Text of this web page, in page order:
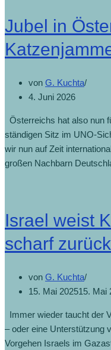
Jubel in
von G. Kuchta
4. Juni 2026
Österreichs hat also nun
ständigen Sitz im UNO-
wir nun auf Zeit
großen Nachbarn
Israel weist
scharf
von G. Kuchta
15. Mai 202515. Mai
Immer wieder taucht der
– oder eine Unterstützung
Vorgehen Israels im